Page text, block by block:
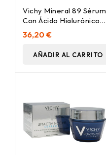
Vichy Mineral 89 Sérum
Con Ácido Hialurónico
75Ml
36,20 €
AÑADIR AL CARRITO